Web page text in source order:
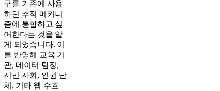
구를 기존에 사용
하던 추적 메커니
즘에 통합하고 싶
어한다는 것을 알
게 되었습니다. 이
를 반영해 교육 기
관, 데이터 탐정,
시민 사회, 인권 단
체, 기타 웹 수호